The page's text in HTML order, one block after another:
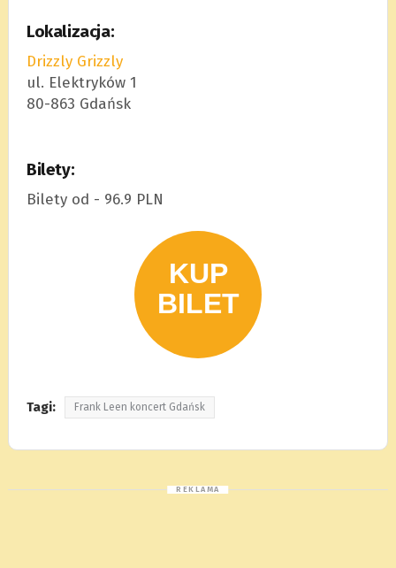
Lokalizacja:
Drizzly Grizzly
ul. Elektryków 1
80-863 Gdańsk
Bilety:
Bilety od - 96.9 PLN
Tagi: Frank Leen koncert Gdańsk